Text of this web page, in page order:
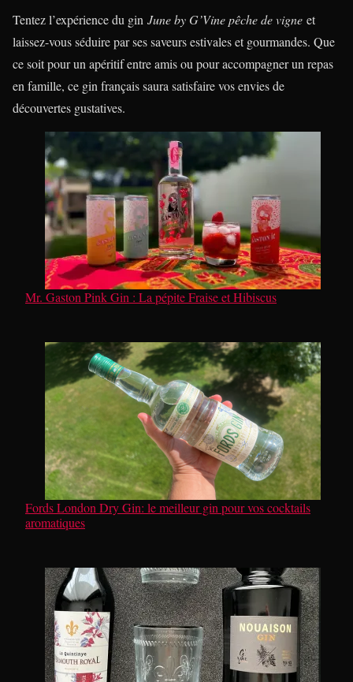
Tentez l’expérience du gin June by G’Vine pêche de vigne et
laissez-vous séduire par ses saveurs estivales et gourmandes. Que
ce soit pour un apéritif entre amis ou pour accompagner un repas
en famille, ce gin français saura satisfaire vos envies de
découvertes gustatives.
Mr. Gaston Pink Gin : La pépite Fraise et Hibiscus
Fords London Dry Gin: le meilleur gin pour vos cocktails
aromatiques